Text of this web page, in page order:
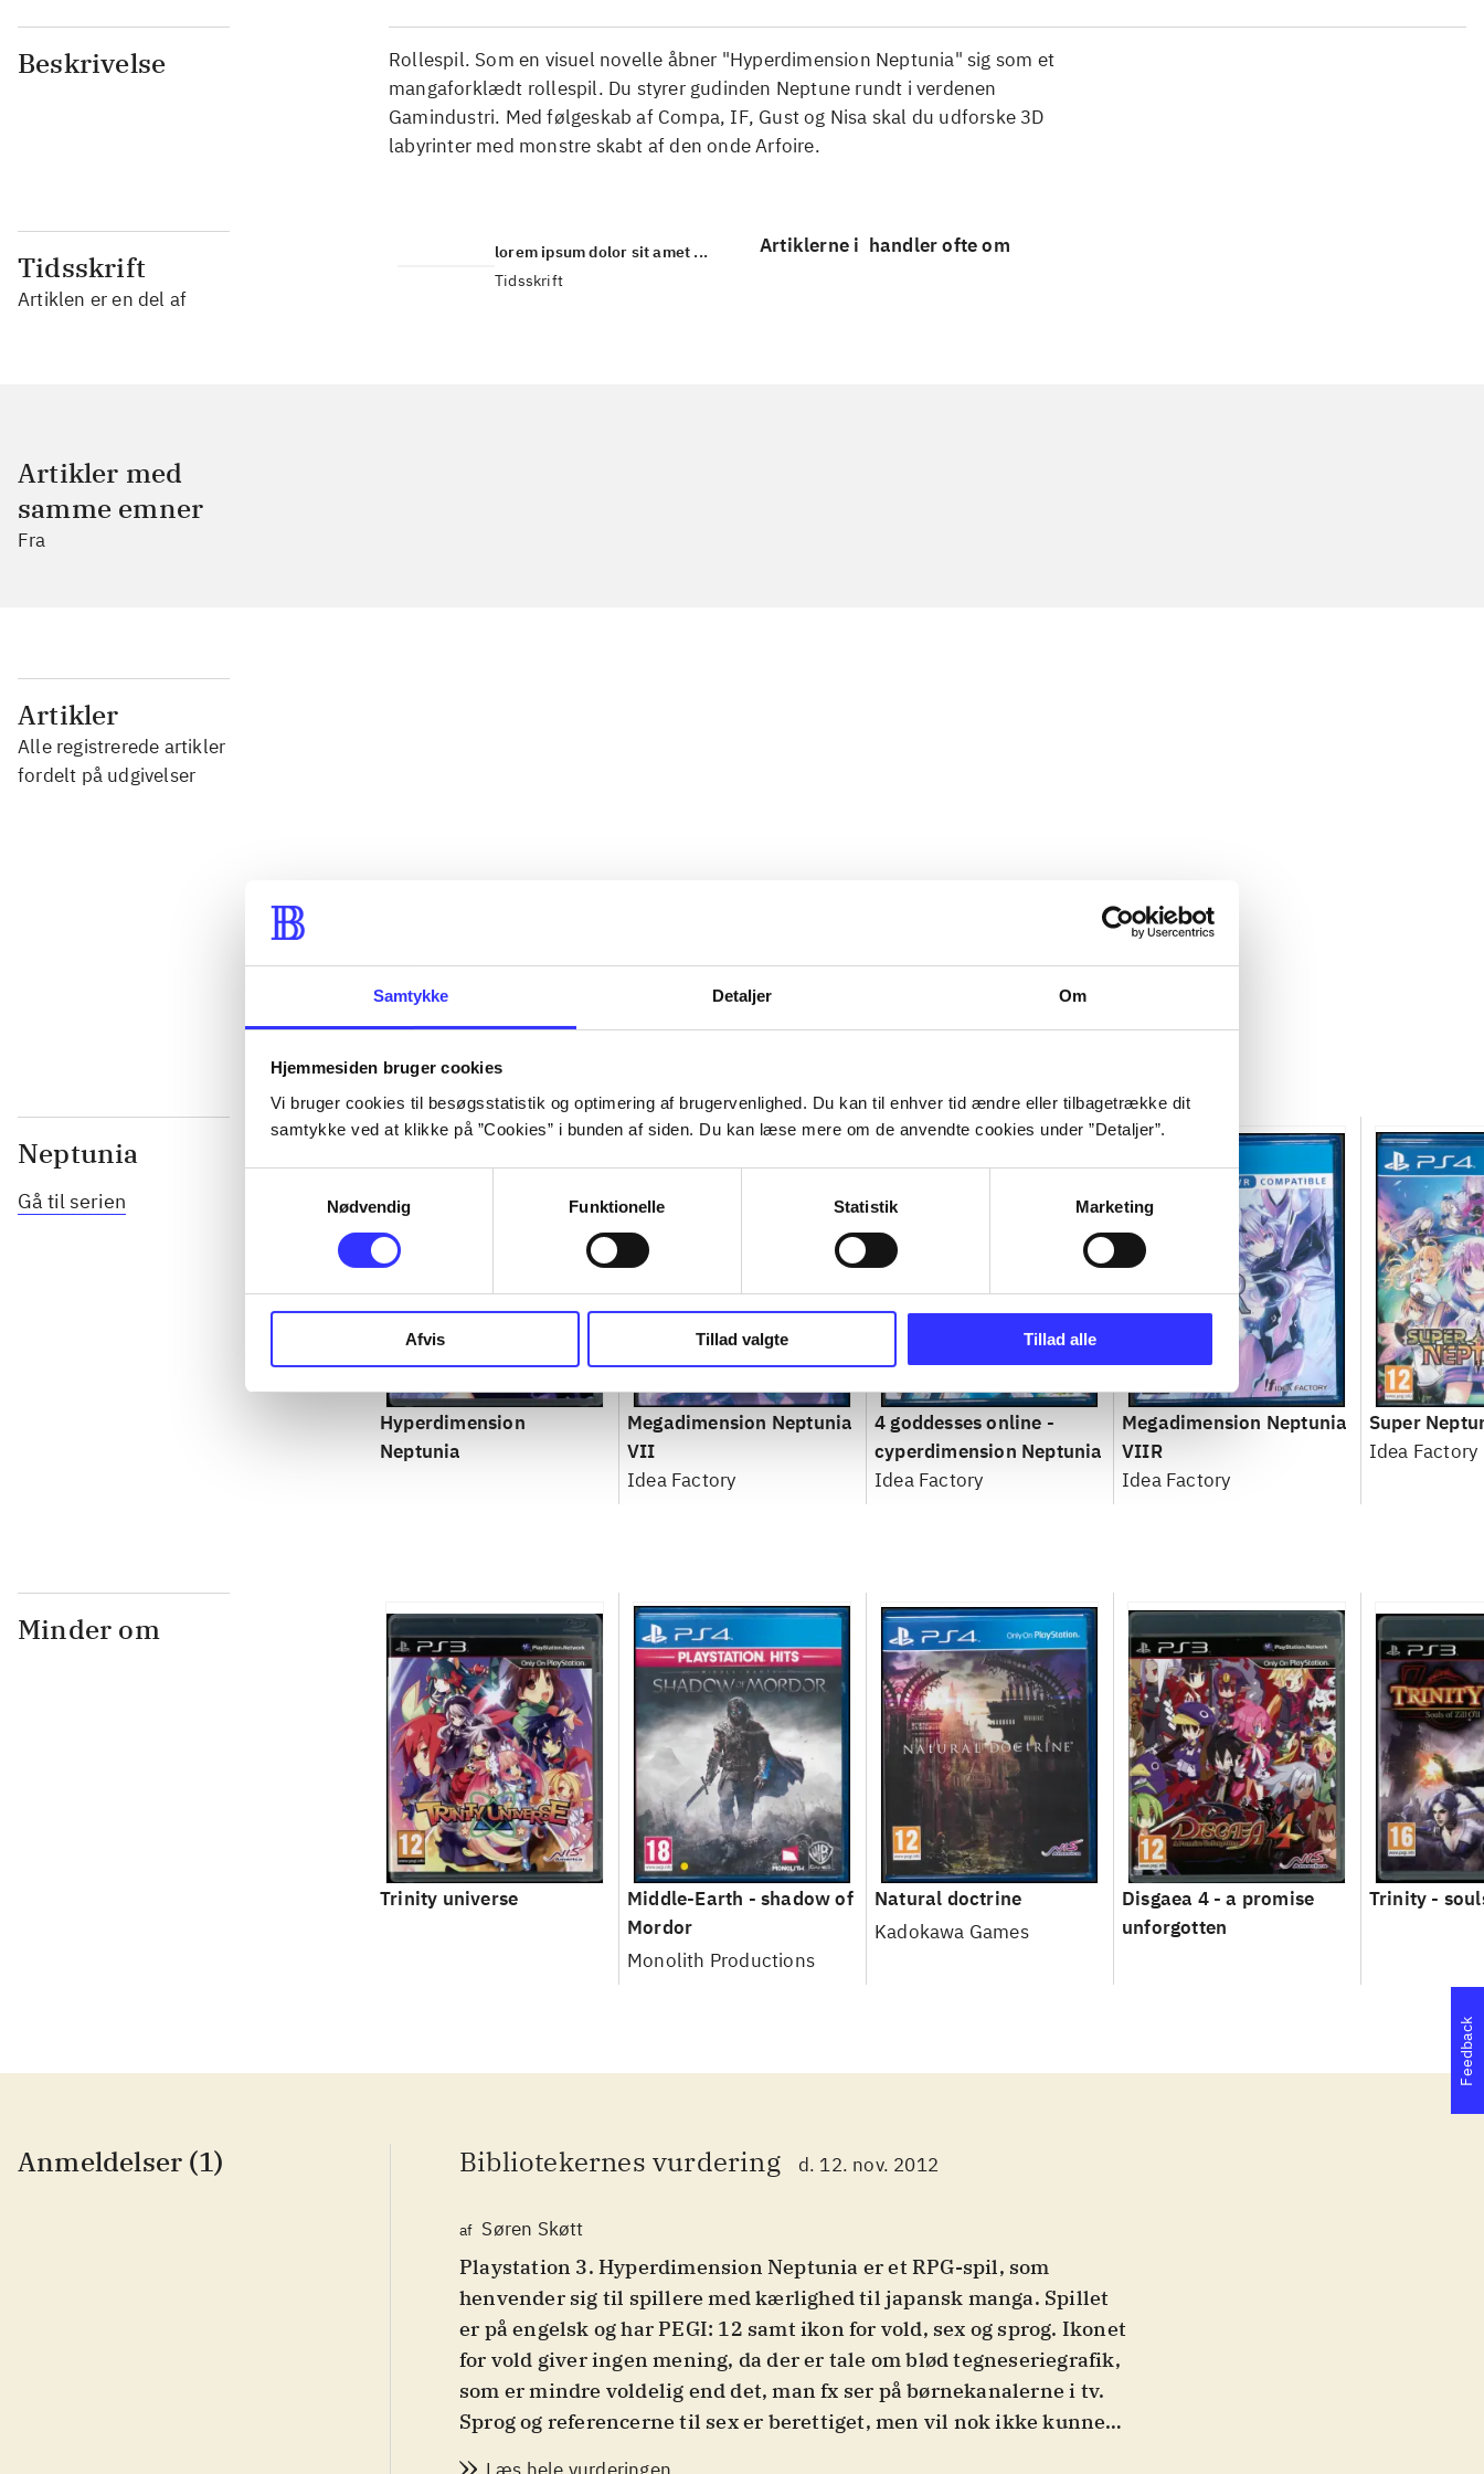
Samtykke Detaljer Om
Hjemmesiden bruger cookies
Vi bruger cookies til besøgsstatistik og optimering af brugervenlighed. Du kan til enhver tid ændre eller tilbagetrække dit
samtykke ved at klikke på ”Cookies” i bunden af siden. Du kan læse mere om de anvendte cookies under ”Detaljer”.
Nødvendig
Funktionelle Statistik Marketing
Afvis Tillad valgte Tillad alle
Beskrivelse
Rollespil. Som en visuel novelle åbner "Hyperdimension Neptunia" sig som et
mangaforklædt rollespil. Du styrer gudinden Neptune rundt i verdenen
Gamindustri. Med følgeskab af Compa, IF, Gust og Nisa skal du udforske 3D
labyrinter med monstre skabt af den onde Arfoire.
Tidsskrift
Artiklen er en del af
lorem ipsum dolor sit amet ...
Tidsskrift
Artiklerne i handler ofte om
Artikler med
samme emner
Fra
Artikler
Alle registrerede artikler
fordelt på udgivelser
Neptunia
Gå til serien
Hyperdimension
Neptunia
Megadimension Neptunia
VII
Idea Factory
4 goddesses online -
cyperdimension Neptunia
Idea Factory
Megadimension Neptunia
VIIR
Idea Factory
Super
Idea Factory
Minder om
Trinity universe
Middle-Earth - shadow of
Mordor
Monolith Productions
Natural doctrine
Kadokawa Games
Disgaea 4 - a promise
unforgotten
Trinity -
Anmeldelser (1) Bibliotekernes vurdering d. 12. nov. 2012
af Søren Skøtt
Playstation 3. Hyperdimension Neptunia er et RPG-spil, som
henvender sig til spillere med kærlighed til japansk manga. Spillet
er på engelsk og har PEGI: 12 samt ikon for vold, sex og sprog. Ikonet
for vold giver ingen mening, da der er tale om blød tegneseriegrafik,
som er mindre voldelig end det, man fx ser på børnekanalerne i tv.
Sprog og referencerne til sex er berettiget, men vil nok ikke kunne
Feedback